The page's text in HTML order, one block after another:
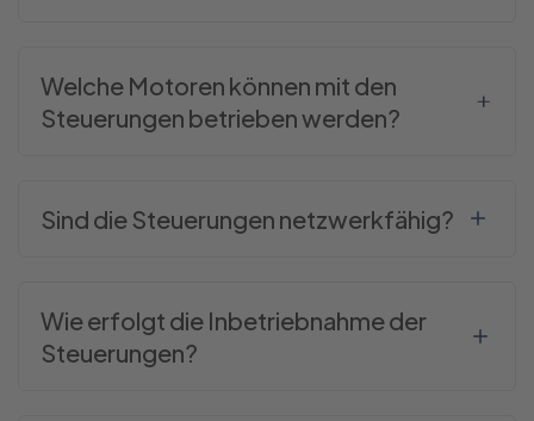
Welche Motoren können mit den
Steuerungen betrieben werden?
Sind die Steuerungen netzwerkfähig?
Wie erfolgt die Inbetriebnahme der
Steuerungen?